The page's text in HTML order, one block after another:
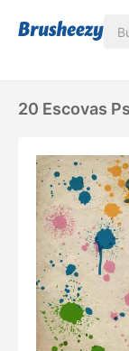
20 Escovas